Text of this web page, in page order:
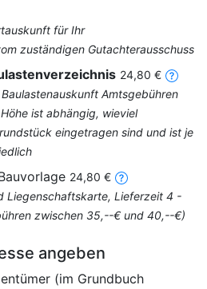
für Ihr
zuständigen Gutachterausschuss
24,80 €
Amtsgebühren
ist abhängig, wieviel
eingetragen sind und ist je
24,80 €
Liegenschaftskarte, Lieferzeit 4 -
zwischen 35,--€ und 40,--€)
angeben
(im Grundbuch